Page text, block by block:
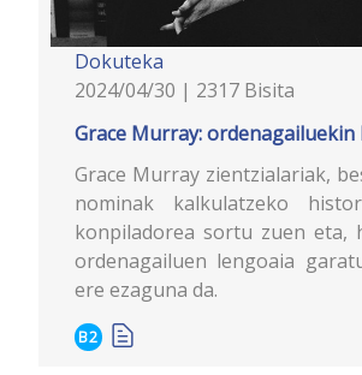
Dokuteka
2024/04/30 | 2317 Bisita
Grace Murray: ordenagailuekin
Grace Murray zientzialariak,
nominak kalkulatzeko
konpiladorea sortu zuen eta,
ordenagailuen lengoaia
ere ezaguna da.
B2